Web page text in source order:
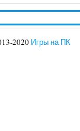
2020 Игры на ПК